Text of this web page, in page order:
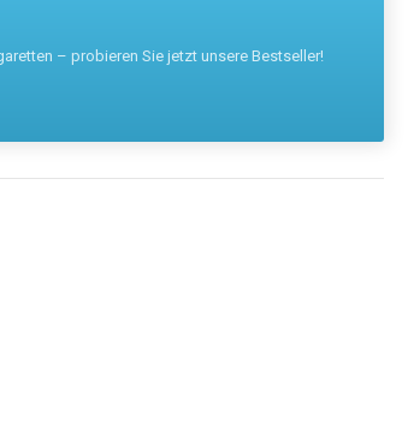
– probieren Sie jetzt unsere Bestseller!